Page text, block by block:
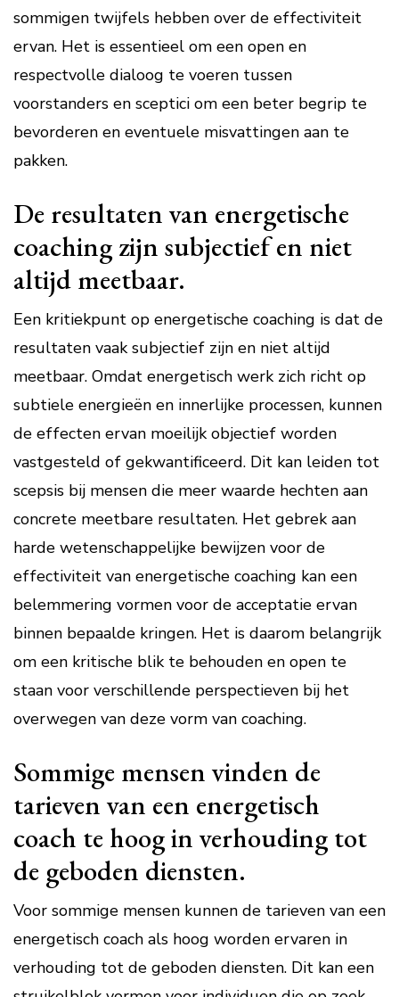
sommigen twijfels hebben over de effectiviteit
ervan. Het is essentieel om een open en
respectvolle dialoog te voeren tussen
voorstanders en sceptici om een beter begrip te
bevorderen en eventuele misvattingen aan te
pakken.
De resultaten van energetische
coaching zijn subjectief en niet
altijd meetbaar.
Een kritiekpunt op energetische coaching is dat de
resultaten vaak subjectief zijn en niet altijd
meetbaar. Omdat energetisch werk zich richt op
subtiele energieën en innerlijke processen, kunnen
de effecten ervan moeilijk objectief worden
vastgesteld of gekwantificeerd. Dit kan leiden tot
scepsis bij mensen die meer waarde hechten aan
concrete meetbare resultaten. Het gebrek aan
harde wetenschappelijke bewijzen voor de
effectiviteit van energetische coaching kan een
belemmering vormen voor de acceptatie ervan
binnen bepaalde kringen. Het is daarom belangrijk
om een kritische blik te behouden en open te
staan voor verschillende perspectieven bij het
overwegen van deze vorm van coaching.
Sommige mensen vinden de
tarieven van een energetisch
coach te hoog in verhouding tot
de geboden diensten.
Voor sommige mensen kunnen de tarieven van een
energetisch coach als hoog worden ervaren in
verhouding tot de geboden diensten. Dit kan een